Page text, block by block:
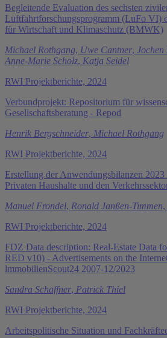
Begleitende Evaluation des sechsten
Luftfahrtforschungsprogramm (LuFo VI)
für Wirtschaft und Klimaschutz (BMWK)
Michael Rothgang, Uwe Cantner, Jochen
Anne-Marie Scholz, Katja Seidel
RWI Projektberichte, 2024
Verbundprojekt: Repositorium für
Gesellschaftsberatung - Repod
Henrik Bergschneider, Michael Rothgang
RWI Projektberichte, 2024
Erstellung der Anwendungsbilanzen
Privaten Haushalte und den
Manuel Frondel, Ronald Janßen-Timmen,
RWI Projektberichte, 2024
FDZ Data description: Real-Estate Data
RED v10) - Advertisements on the
lmmobilienScout24 2007-12/2023
Sandra Schaffner, Patrick Thiel
RWI Projektberichte, 2024
Arbeitspolitische Situation und